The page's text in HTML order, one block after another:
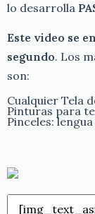
lo desarrolla
Este video se
segundo. Los
son:
Cualquier Tela
Pinturas para
Pinceles: